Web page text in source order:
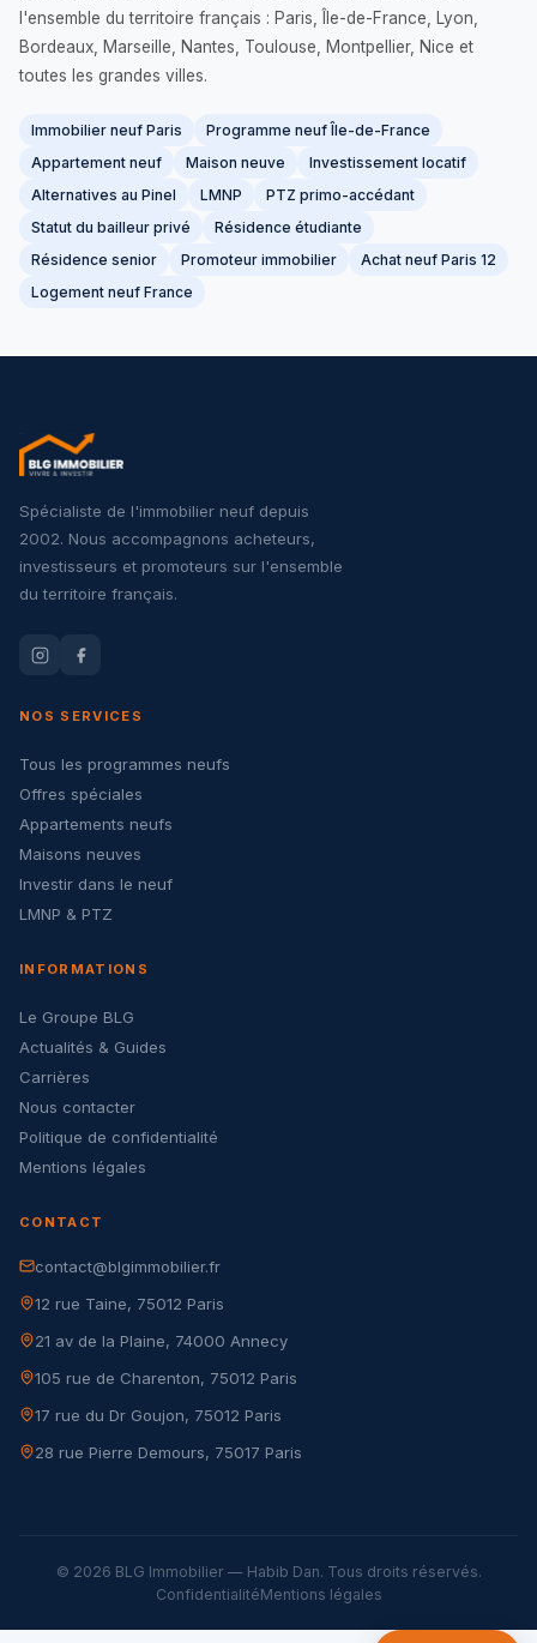
l'ensemble du territoire français : Paris, Île-de-France, Lyon,
Bordeaux, Marseille, Nantes, Toulouse, Montpellier, Nice et
toutes les grandes villes.
Immobilier neuf Paris
Programme neuf Île-de-France
Appartement neuf
Maison neuve
Investissement locatif
Alternatives au Pinel
LMNP
PTZ primo-accédant
Statut du bailleur privé
Résidence étudiante
Résidence senior
Promoteur immobilier
Achat neuf Paris 12
Logement neuf France
Spécialiste de l'immobilier neuf depuis
2002. Nous accompagnons acheteurs,
investisseurs et promoteurs sur l'ensemble
du territoire français.
NOS SERVICES
Tous les programmes neufs
Offres spéciales
Appartements neufs
Maisons neuves
Investir dans le neuf
LMNP & PTZ
INFORMATIONS
Le Groupe BLG
Actualités & Guides
Carrières
Nous contacter
Politique de confidentialité
Mentions légales
CONTACT
contact@blgimmobilier.fr
12 rue Taine, 75012 Paris
21 av de la Plaine, 74000 Annecy
105 rue de Charenton, 75012 Paris
17 rue du Dr Goujon, 75012 Paris
28 rue Pierre Demours, 75017 Paris
© 2026 BLG Immobilier — Habib Dan. Tous droits réservés.
ConfidentialitéMentions légales